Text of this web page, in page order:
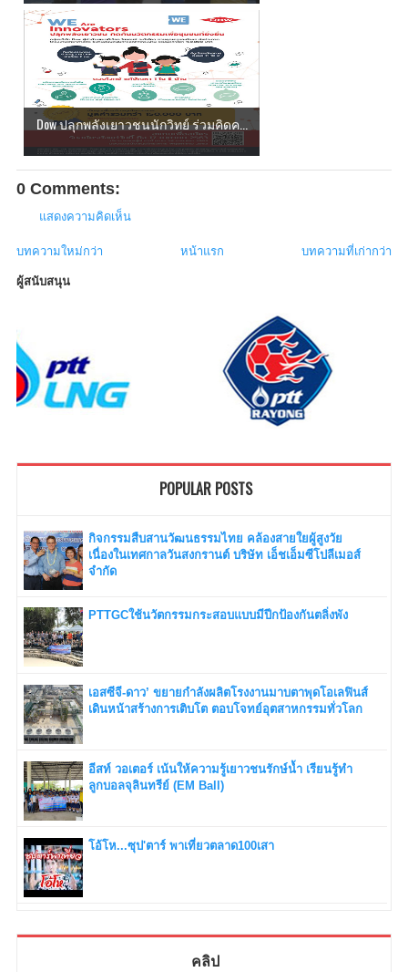
Dow ปลุกพลังเยาวชนนักวิทย์ ร่วมคิดค...
0 Comments:
แสดงความคิดเห็น
บทความใหม่กว่า บทความที่เก่ากว่า
หน้าแรก
ผู้สนับสนุน
POPULAR POSTS
กิจกรรมสืบสานวัฒนธรรมไทย คล้องสายใยผู้สูงวัย
เนื่องในเทศกาลวันสงกรานต์ บริษัท เอ็ชเอ็มซีโปลีเมอส์
จำกัด
PTTGCใช้นวัตกรรมกระสอบแบบมีปีกป้องกันตลิ่งพัง
เอสซีจี-ดาว’ ขยายกำลังผลิตโรงงานมาบตาพุดโอเลฟินส์
เดินหน้าสร้างการเติบโต ตอบโจทย์อุตสาหกรรมทั่วโลก
อีสท์ วอเตอร์ เน้นให้ความรู้เยาวชนรักษ์น้ำ เรียนรู้ทำ
ลูกบอลจุลินทรีย์ (EM Ball)
โอ้โห...ซุป'ตาร์ พาเที่ยวตลาด100เสา
คลิป